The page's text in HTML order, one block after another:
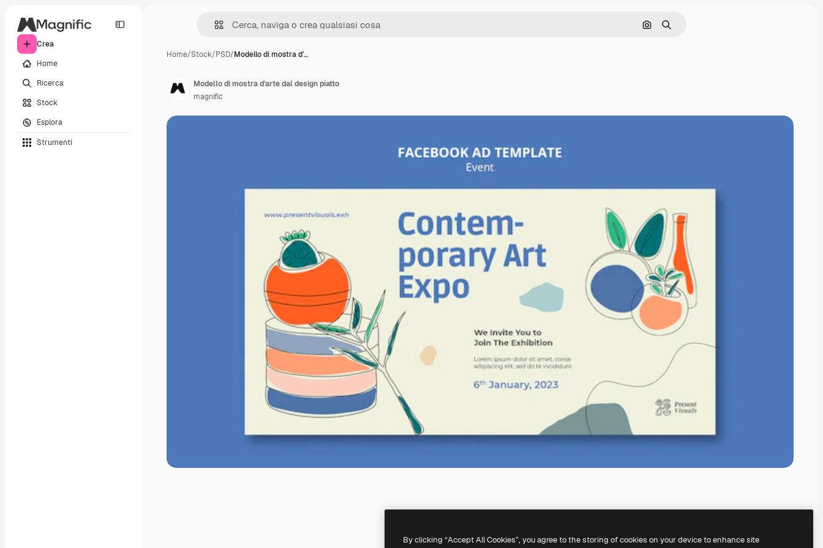
Crea
Home
Ricerca
Stock
Esplora
Strumenti
Cerca per immagine
Ricerca
Home/Stock/PSD/Modello di mostra d'…
Modello di mostra d'arte dal design piatto
magnific
By clicking “Accept All Cookies”, you agree to the storing of cookies on your device to enhance site